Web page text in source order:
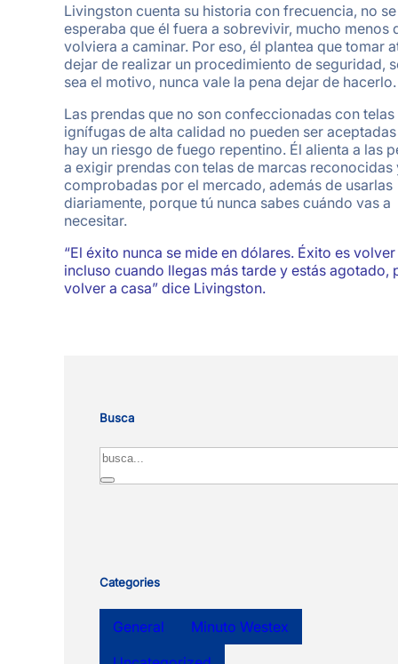
Livingston cuenta su historia con frecuencia, no se
esperaba que él fuera a sobrevivir, mucho menos
volviera a caminar. Por eso, él plantea que tomar
dejar de realizar un procedimiento de seguridad,
sea el motivo, nunca vale la pena dejar de hacerlo.
Las prendas que no son confeccionadas con telas
ignífugas de alta calidad no pueden ser
hay un riesgo de fuego repentino. Él alienta a las
a exigir prendas con telas de marcas reconocidas
comprobadas por el mercado, además de usarlas
diariamente, porque tú nunca sabes cuándo vas a
necesitar.
“El éxito nunca se mide en dólares. Éxito es
incluso cuando llegas más tarde y estás agotado,
volver a casa” dice Livingston.
Busca
Search
Categories
General
Minuto Westex